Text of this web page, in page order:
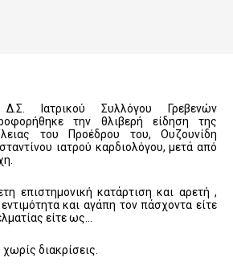
Ιατρικού Συλλόγου Γρεβενών
την θλιβερή είδηση της
του Προέδρου του, Ουζουνίδη
ιατρού καρδιολόγου, μετά από
επιστημονική κατάρτιση και αρετή ,
και αγάπη τον πάσχοντα είτε
είτε ως…
διακρίσεις.